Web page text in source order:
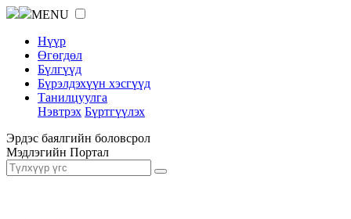
MENU
Нүүр
Өгөгдөл
Бүлгүүд
Бүрэлдэхүүн хэсгүүд
Танилцуулга
Нэвтрэх Бүртгүүлэх
Эрдэс баялгийн боловсрол
Мэдлэгийн Портал